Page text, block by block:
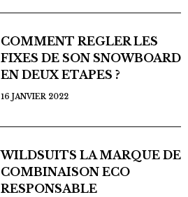
COMMENT REGLER LES
FIXES DE SON SNOWBOARD
EN DEUX ETAPES ?
16 JANVIER 2022
WILDSUITS LA MARQUE DE
COMBINAISON ECO
RESPONSABLE